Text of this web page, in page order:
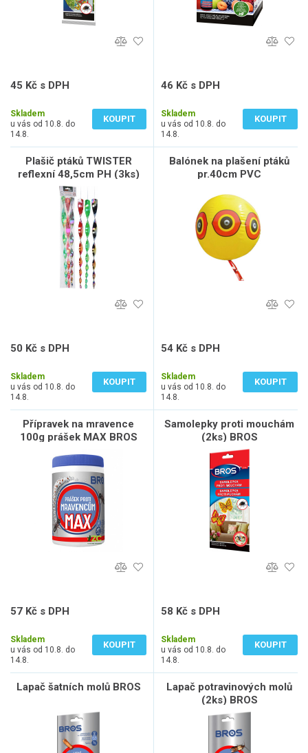
45 Kč s DPH
Skladem
u vás od 10.8. do
14.8.
KOUPIT
46 Kč s DPH
Skladem
u vás od 10.8. do
14.8.
KOUPIT
Plašič ptáků TWISTER
reflexní 48,5cm PH (3ks)
50 Kč s DPH
Skladem
u vás od 10.8. do
14.8.
KOUPIT
Balónek na plašení ptáků
pr.40cm PVC
54 Kč s DPH
Skladem
u vás od 10.8. do
14.8.
KOUPIT
Přípravek na mravence
100g prášek MAX BROS
57 Kč s DPH
Skladem
u vás od 10.8. do
14.8.
KOUPIT
Samolepky proti mouchám
(2ks) BROS
58 Kč s DPH
Skladem
u vás od 10.8. do
14.8.
KOUPIT
Lapač šatních molů BROS
Lapač potravinových molů
(2ks) BROS